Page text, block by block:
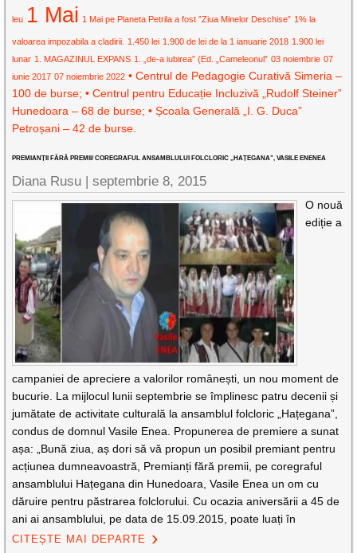
leu 1 Mai 1 Mai pe Planeta Petrila a fost ”Ziua Minelor Deschise” 1% la
valoarea impozabila a cladirii. 1.450 lei 1.900 de lei de la 1 ianuarie 2018 1.900 lei
lunar 1. MAGAZINUL EXPANS 1. „de-a iubirea” (Ed. „Cameleonul” 03 noiembrie 07
iunie 2017 07 noiembrie 2022 • Centrul de Pedagogie Curativă Simeria –
100 de burse; • Centrul pentru Educație Incluzivă „Rudolf Steiner”
Hunedoara – 68 de burse; • Școala Generală „I. G. Duca”
Petroșani – 42 de burse.
PREMIANȚII FĂRĂ PREMII/ COREGRAFUL ANSAMBLULUI FOLCLORIC „HAȚEGANA”, VASILE ENENEA
Diana Rusu |septembrie 8, 2015
O nouă
ediție a
campaniei de apreciere a valorilor românești, un nou moment de
bucurie. La mijlocul lunii septembrie se împlinesc patru decenii și
jumătate de activitate culturală la ansamblul folcloric „Hațegana”,
condus de domnul Vasile Enea. Propunerea de premiere a sunat
așa: „Bună ziua, aș dori să vă propun un posibil premiant pentru
acțiunea dumneavoastră, Premianți fără premii, pe coregraful
ansamblului Hațegana din Hunedoara, Vasile Enea un om cu
dăruire pentru păstrarea folclorului. Cu ocazia aniversării a 45 de
ani ai ansamblului, pe data de 15.09.2015, poate luați în
CITEȘTE MAI DEPARTE